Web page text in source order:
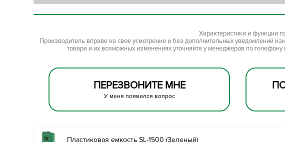
Характеристики и функции
Производитель вправе на свое усмотрение и без дополнительных уведомлений
товара и их возможных изменениях уточняйте у менеджеров по
ПЕРЕЗВОНИТЕ МНЕ
У меня появился вопрос
Пластиковая емкость SL-1500 (Зеленый)